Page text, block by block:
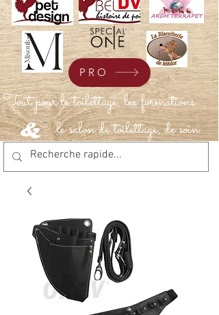
Tout pour le toilettage, les formations
le salon de toilettage, de soin
&
PRO